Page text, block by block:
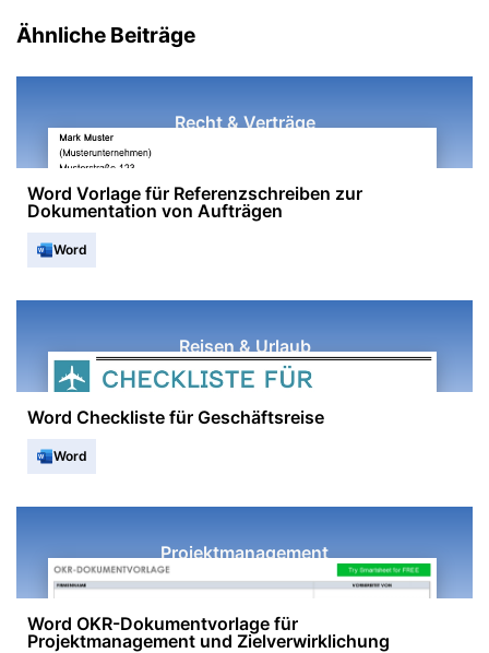
Ähnliche Beiträge
Recht & Verträge
Word Vorlage für Referenzschreiben zur
Dokumentation von Aufträgen
Word
Reisen & Urlaub
Word Checkliste für Geschäftsreise
Word
Projektmanagement
Word OKR-Dokumentvorlage für
Projektmanagement und Zielverwirklichung